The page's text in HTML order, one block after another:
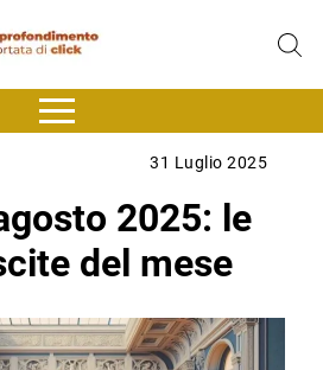
31 Luglio 2025
2025: le
del mese